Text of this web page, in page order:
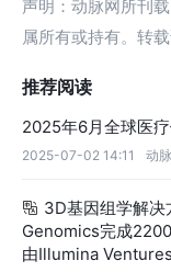
声明：动脉网所刊
属所有或持有。转
推荐阅读
2025年6月全球医
2025-07-02 14:11 动
 3D基因组学解
Genomics完成
由Illumina